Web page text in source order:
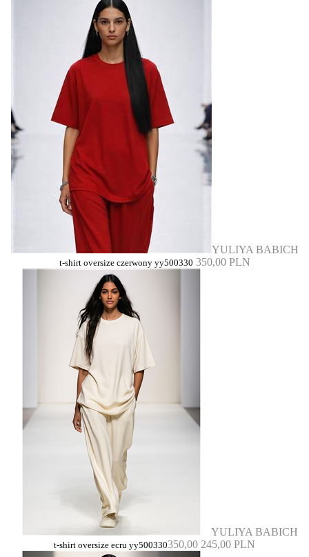
YULIYA BABICH
t-shirt oversize czerwony yy500330 350,00 PLN
YULIYA BABICH
t-shirt oversize ecru yy500330350,00 245,00 PLN